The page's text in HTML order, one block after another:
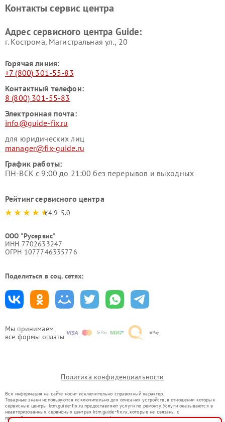
Мы принимаем
все формы оплаты
Контакты сервис центра
Адрес сервисного центра Guide:
г. Кострома, Магистральная ул., 20
Горячая линия:
+7 (800) 301-55-83
Контактный телефон:
8 (800) 301-55-83
Электронная почта:
info@guide-fix.ru
для юридических лиц
manager@fix-guide.ru
График работы:
ПН-ВСК с 9:00 до 21:00 без перерывов и выходных
Рейтинг сервисного центра
4.9-5.0
ООО "Русервис"
ИНН 7702633247
ОГРН 1077746335776
Поделиться в соц. сетях:
Политика конфиденциальности
Вся информация на сайте носит исключительно справочный характер.
Товарные знаки используются исключительно для описания устройств, в отношении которых
сервисные центры ktm.guide-fix.ru предоставляют услуги по ремонту. Услуги оказываются в
неавторизованных сервисных центрах ktm.guide-fix.ru, которые не связаны с
правообладателями товарных знаков или их официальными представителями.